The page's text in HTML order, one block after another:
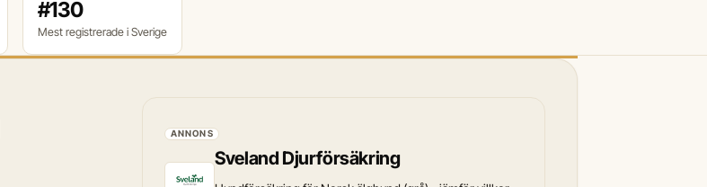
#130
Mest registrerade i Sverige
ANNONS
Sveland Djurförsäkring